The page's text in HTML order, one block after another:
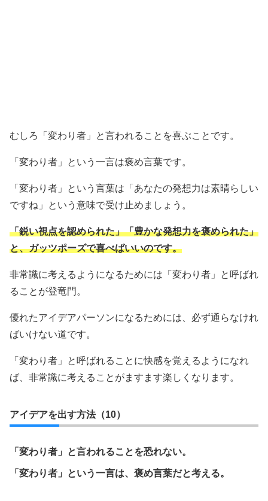
むしろ「変わり者」と言われることを喜ぶことです。
「変わり者」という一言は褒め言葉です。
「変わり者」という言葉は「あなたの発想力は素晴らしい
ですね」という意味で受け止めましょう。
「鋭い視点を認められた」「豊かな発想力を褒められた」
と、ガッツポーズで喜べばいいのです。
非常識に考えるようになるためには「変わり者」と呼ばれ
ることが登竜門。
優れたアイデアパーソンになるためには、必ず通らなけれ
ばいけない道です。
「変わり者」と呼ばれることに快感を覚えるようになれ
ば、非常識に考えることがますます楽しくなります。
アイデアを出す方法（10）
「変わり者」と言われることを恐れない。
「変わり者」という一言は、褒め言葉だと考える。